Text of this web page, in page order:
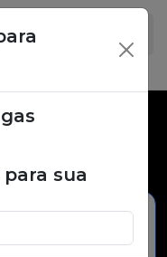
trabalho.
×
sua